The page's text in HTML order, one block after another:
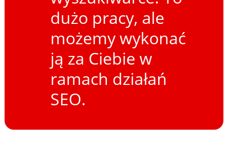
dużo pracy, ale
możemy wykonać
ją za Ciebie w
ramach działań
SEO.